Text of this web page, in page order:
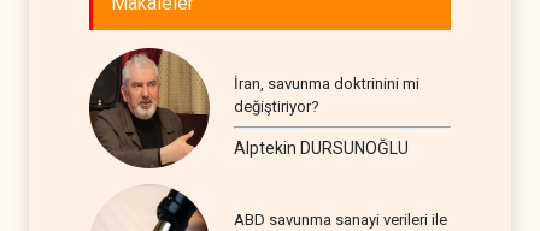
İran, savunma doktrinini mi
değiştiriyor?
Alptekin DURSUNOĞLU
ABD savunma sanayi verileri ile